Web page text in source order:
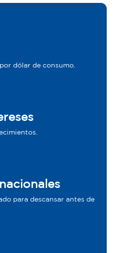
dólar de consumo.
para descansar antes de